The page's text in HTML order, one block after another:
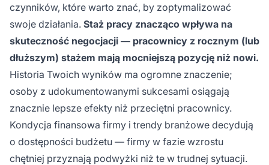
czynników, które warto znać, by zoptymalizować
swoje działania. Staż pracy znacząco wpływa na
skuteczność negocjacji — pracownicy z rocznym (lub
dłuższym) stażem mają mocniejszą pozycję niż nowi.
Historia Twoich wyników ma ogromne znaczenie;
osoby z udokumentowanymi sukcesami osiągają
znacznie lepsze efekty niż przeciętni pracownicy.
Kondycja finansowa firmy i trendy branżowe decydują
o dostępności budżetu — firmy w fazie wzrostu
chętniej przyznają podwyżki niż te w trudnej sytuacji.